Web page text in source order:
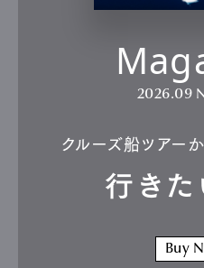
2026.09
クルーズ船ツアー
行き
Buy